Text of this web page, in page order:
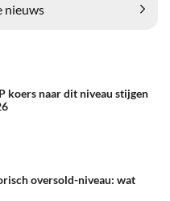
nieuws
koers naar dit niveau stijgen
oversold-niveau: wat